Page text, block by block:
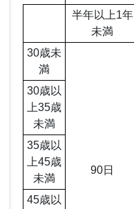
半年以上1年
未満
30歳未
満
90日
30歳以
上35歳
未満
35歳以
上45歳
未満
45歳以